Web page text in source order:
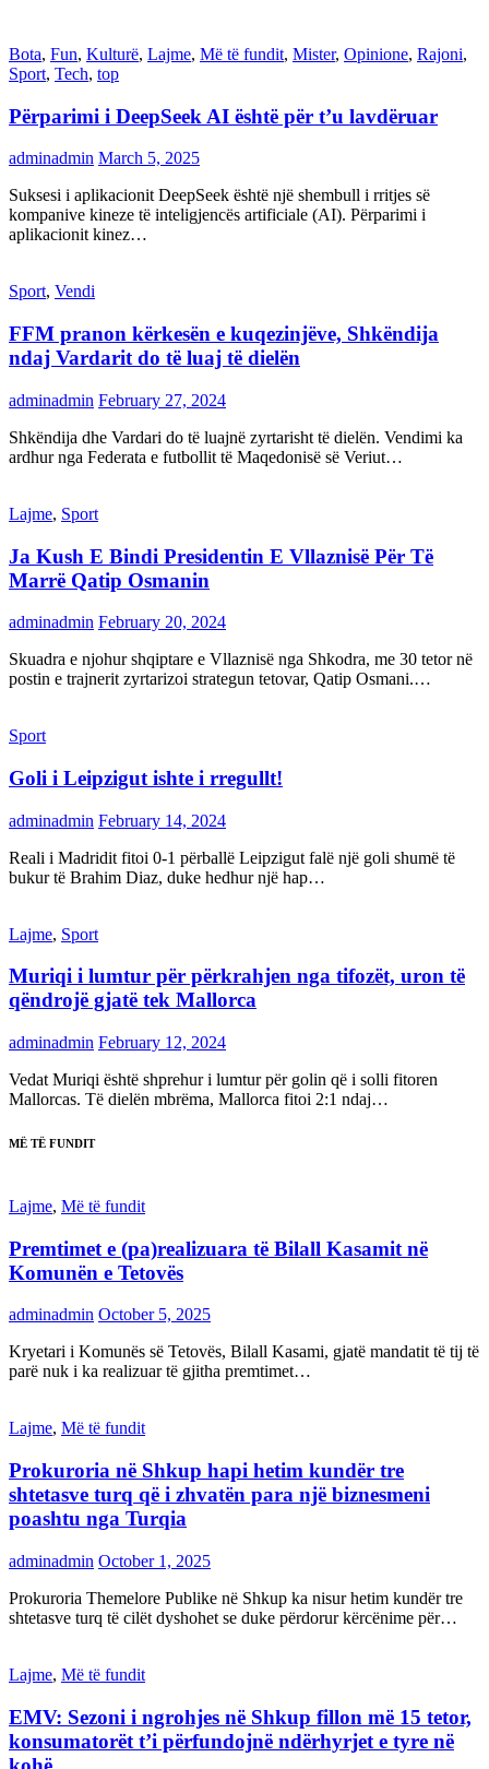
Bota, Fun, Kulturë, Lajme, Më të fundit, Mister, Opinione, Rajoni,
Sport, Tech, top
Përparimi i DeepSeek AI është për t’u lavdëruar
adminadmin March 5, 2025
Suksesi i aplikacionit DeepSeek është një shembull i rritjes së
kompanive kineze të inteligjencës artificiale (AI). Përparimi i
aplikacionit kinez…
Sport, Vendi
FFM pranon kërkesën e kuqezinjëve, Shkëndija
ndaj Vardarit do të luaj të dielën
adminadmin February 27, 2024
Shkëndija dhe Vardari do të luajnë zyrtarisht të dielën. Vendimi ka
ardhur nga Federata e futbollit të Maqedonisë së Veriut…
Lajme, Sport
Ja Kush E Bindi Presidentin E Vllaznisë Për Të
Marrë Qatip Osmanin
adminadmin February 20, 2024
Skuadra e njohur shqiptare e Vllaznisë nga Shkodra, me 30 tetor në
postin e trajnerit zyrtarizoi strategun tetovar, Qatip Osmani.…
Sport
Goli i Leipzigut ishte i rregullt!
adminadmin February 14, 2024
Reali i Madridit fitoi 0-1 përballë Leipzigut falë një goli shumë të
bukur të Brahim Diaz, duke hedhur një hap…
Lajme, Sport
Muriqi i lumtur për përkrahjen nga tifozët, uron të
qëndrojë gjatë tek Mallorca
adminadmin February 12, 2024
Vedat Muriqi është shprehur i lumtur për golin që i solli fitoren
Mallorcas. Të dielën mbrëma, Mallorca fitoi 2:1 ndaj…
MË TË FUNDIT
Lajme, Më të fundit
Premtimet e (pa)realizuara të Bilall Kasamit në
Komunën e Tetovës
adminadmin October 5, 2025
Kryetari i Komunës së Tetovës, Bilall Kasami, gjatë mandatit të tij të
parë nuk i ka realizuar të gjitha premtimet…
Lajme, Më të fundit
Prokuroria në Shkup hapi hetim kundër tre
shtetasve turq që i zhvatën para një biznesmeni
poashtu nga Turqia
adminadmin October 1, 2025
Prokuroria Themelore Publike në Shkup ka nisur hetim kundër tre
shtetasve turq të cilët dyshohet se duke përdorur kërcënime për…
Lajme, Më të fundit
EMV: Sezoni i ngrohjes në Shkup fillon më 15 tetor,
konsumatorët t’i përfundojnë ndërhyrjet e tyre në